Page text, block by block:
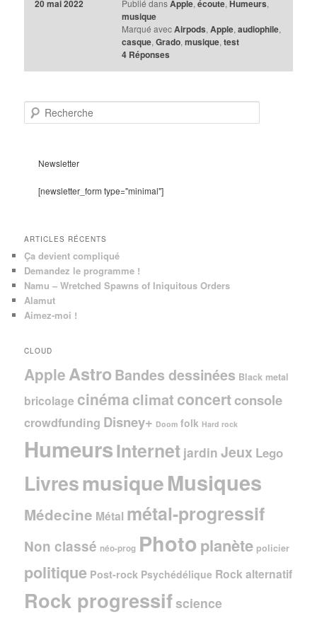
20 mai 2022 Publié dans Apple, écoute, Humeurs,
musique
Marqué avec Airpods, Apple, audiophile,
casque, Grado, musique, test
4Réponses
e
Newsletter
[newsletter_form type="minimal"]
ARTICLES RÉCENTS
Ça devient compliqué
Demandez le programme !
Namu – Wretched Spawns of Iniquitous Orders
Alamut
Aimez-moi !
CLOUD
Apple AstroBandes dessinées Black metal
bricolage cinéma climat concertconsole
crowdfunding Disney+ Doom folk Hard rock
HumeursInternet jardin Jeux Lego
LivresmusiqueMusiques
Médecine Métal métal-progressif
Non classé néo-prog Photo planète policier
politique Post-rock Psychédélique Rock alternatif
Rock progressifscience